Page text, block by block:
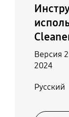
Версия
2024
Русский